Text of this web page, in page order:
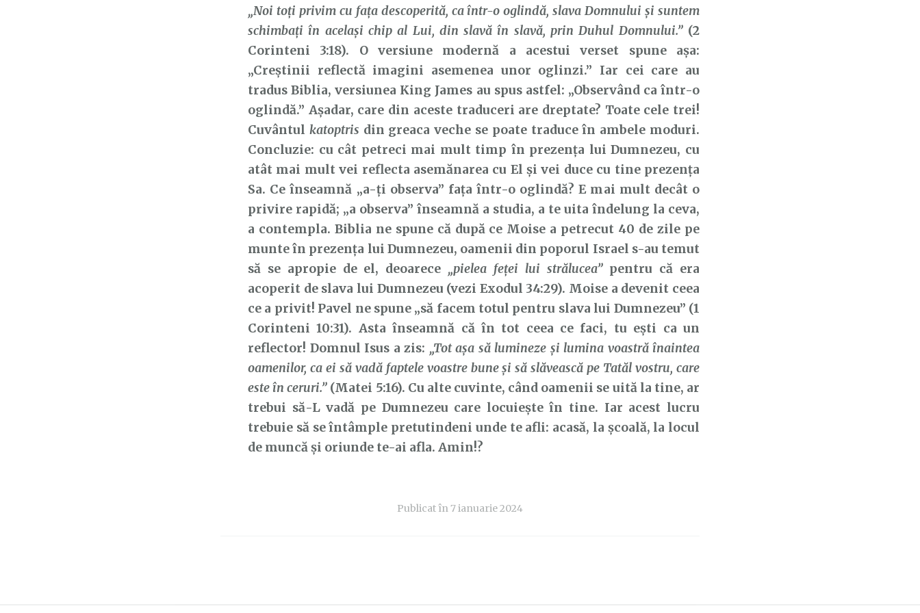
„Noi toţi privim cu faţa descoperită, ca într-o oglindă, slava Domnului şi suntem
schimbaţi în acelaşi chip al Lui, din slavă în slavă, prin Duhul Domnului.”(2
Corinteni 3:18). O versiune modernă a acestui verset spune așa:
„Creștinii reflectă imagini asemenea unor oglinzi.” Iar cei care au
tradus Biblia, versiunea King James au spus astfel: „Observând ca într-o
oglindă.” Așadar, care din aceste traduceri are dreptate? Toate cele trei!
Cuvântul katoptris din greaca veche se poate traduce în ambele moduri.
Concluzie: cu cât petreci mai mult timp în prezența lui Dumnezeu, cu
atât mai mult vei reflecta asemănarea cu El și vei duce cu tine prezența
Sa. Ce înseamnă „a-ți observa” fața într-o oglindă? E mai mult decât o
privire rapidă; „a observa” înseamnă a studia, a te uita îndelung la ceva,
a contempla. Biblia ne spune că după ce Moise a petrecut 40 de zile pe
munte în prezența lui Dumnezeu, oamenii din poporul Israel s-au temut
să se apropie de el, deoarece „pielea feței lui strălucea”pentru că era
acoperit de slava lui Dumnezeu (vezi Exodul 34:29). Moise a devenit ceea
ce a privit! Pavel ne spune „să facem totul pentru slava lui Dumnezeu” (1
Corinteni 10:31). Asta înseamnă că în tot ceea ce faci, tu ești ca un
reflector! Domnul Isus a zis: „Tot aşa să lumineze şi lumina voastră înaintea
oamenilor, ca ei să vadă faptele voastre bune şi să slăvească pe Tatăl vostru, care
este în ceruri.” (Matei 5:16). Cu alte cuvinte, când oamenii se uită la tine, ar
trebui să-L vadă pe Dumnezeu care locuiește în tine. Iar acest lucru
trebuie să se întâmple pretutindeni unde te afli: acasă, la școală, la locul
de muncă și oriunde te-ai afla. Amin!?
Publicat în7 ianuarie 2024